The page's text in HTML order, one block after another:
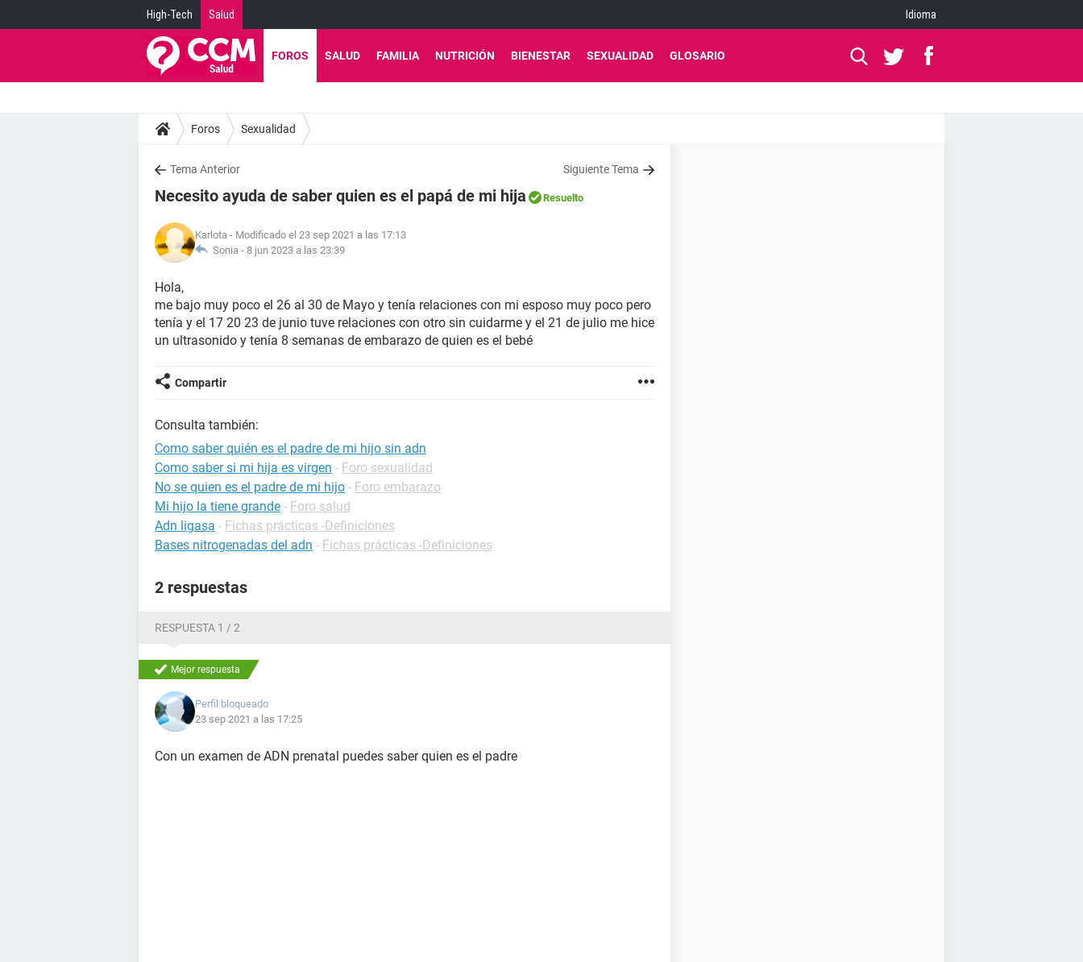
High-Tech Salud Idioma
FOROS SALUD FAMILIA NUTRICIÓN BIENESTAR SEXUALIDAD GLOSARIO
Foros Sexualidad
Tema Anterior Siguiente Tema
Necesito ayuda de saber quien es el papá de mi hija Resuelto
Karlota - Modificado el 23 sep 2021 a las 17:13
Sonia - 8 jun 2023 a las 23:39
Hola,
me bajo muy poco el 26 al 30 de Mayo y tenía relaciones con mi esposo muy poco pero
tenía y el 17 20 23 de junio tuve relaciones con otro sin cuidarme y el 21 de julio me hice
un ultrasonido y tenía 8 semanas de embarazo de quien es el bebé
Compartir
Consulta también:
Como saber quién es el padre de mi hijo sin adn
Como saber si mi hija es virgen - Foro sexualidad
No se quien es el padre de mi hijo - Foro embarazo
Mi hijo la tiene grande - Foro salud
Adn ligasa - Fichas prácticas -Definiciones
Bases nitrogenadas del adn - Fichas prácticas -Definiciones
2 respuestas
RESPUESTA 1 / 2
Mejor respuesta
Perfil bloqueado
23 sep 2021 a las 17:25
Con un examen de ADN prenatal puedes saber quien es el padre